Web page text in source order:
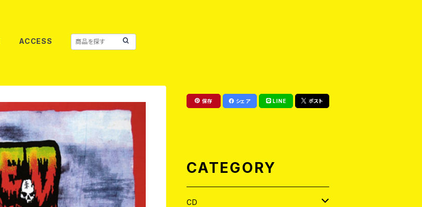
ACCESS
保存 シェア LINE ポスト
CATEGORY
CD